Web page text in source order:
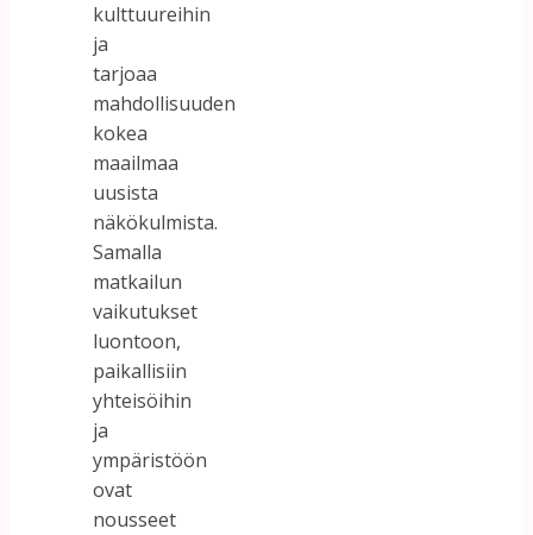
kulttuureihin
ja
tarjoaa
mahdollisuuden
kokea
maailmaa
uusista
näkökulmista.
Samalla
matkailun
vaikutukset
luontoon,
paikallisiin
yhteisöihin
ja
ympäristöön
ovat
nousseet